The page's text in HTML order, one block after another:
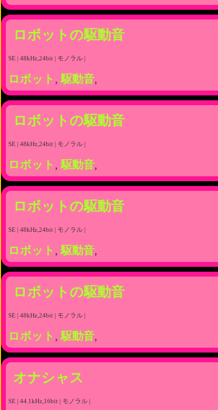
ロボットの駆動音
SE | 48kHz,24bit | モノラル |
ロボット ,駆動音,
ロボットの駆動音
SE | 48kHz,24bit | モノラル |
ロボット ,駆動音,
ロボットの駆動音
SE | 48kHz,24bit | モノラル |
ロボット ,駆動音,
ロボットの駆動音
SE | 48kHz,24bit | モノラル |
ロボット ,駆動音,
オナシャス
SE | 44.1kHz,16bit | モノラル |